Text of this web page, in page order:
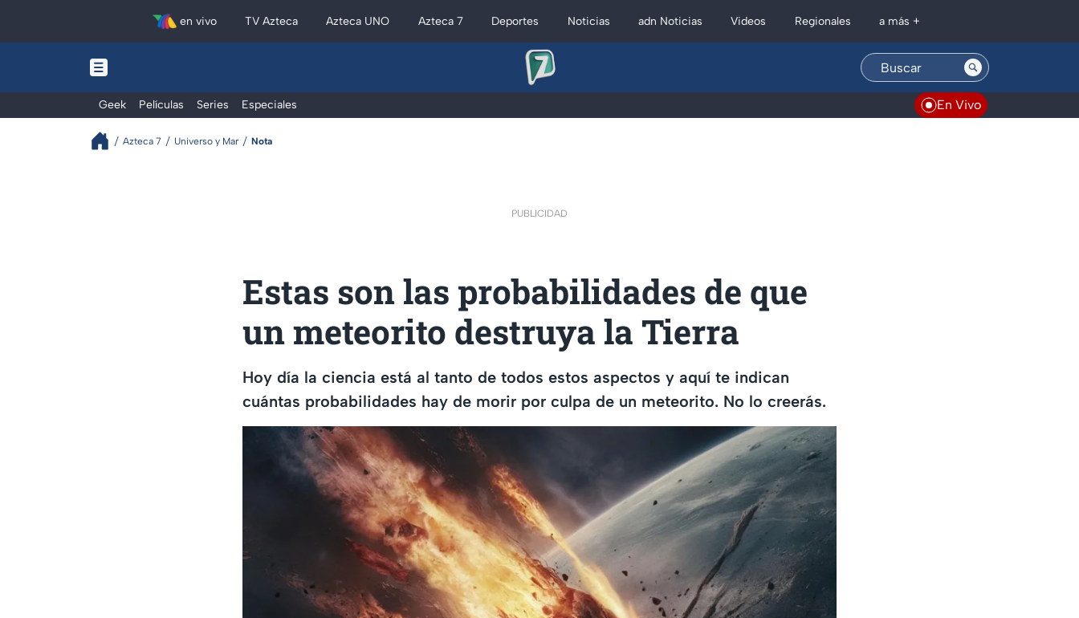
en vivo TV Azteca Azteca UNO Azteca 7 Deportes Noticias adn Noticias Videos Regionales a más +
Geek Películas Series Especiales En Vivo
Azteca 7 Universo y Mar Nota
PUBLICIDAD
Estas son las probabilidades de que
un meteorito destruya la Tierra
Hoy día la ciencia está al tanto de todos estos aspectos y aquí te indican
cuántas probabilidades hay de morir por culpa de un meteorito. No lo creerás.